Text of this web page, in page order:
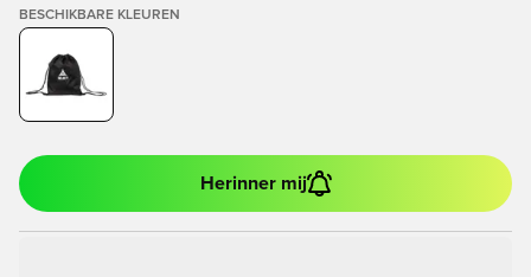
BESCHIKBARE KLEUREN
Herinner mij